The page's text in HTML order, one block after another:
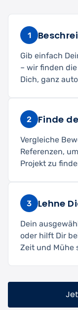
1
Gib einfach
– wir finden
Dich, ganz
2 Finde
Vergleiche
Referenzen,
Projekt zu
3 Lehne
Dein
oder hilft Dir
Zeit und Mühe